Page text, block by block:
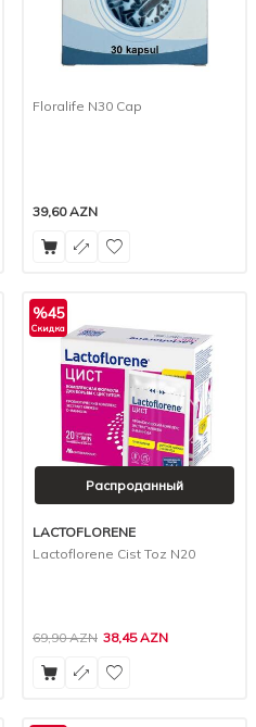
Floralife N30 Cap
39,60AZN
%45
Скидка
Распроданный
LACTOFLORENE
Lactoflorene Cist Toz N20
69,90AZN 38,45AZN